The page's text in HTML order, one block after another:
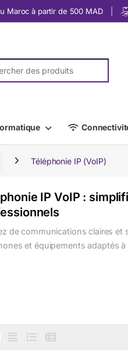
Maroc à partir de 500 MAD
for:
Téléphonie IP (VoIP)
IP VoIP :
de communications claires et
et équipements adaptés